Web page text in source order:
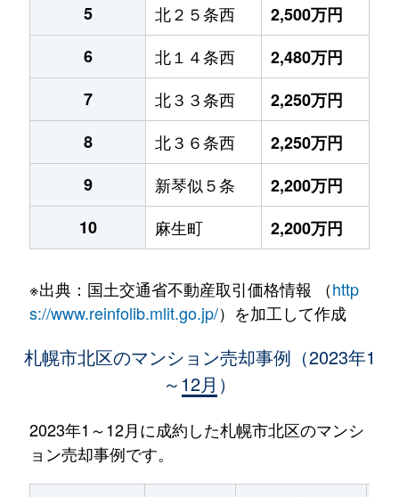
5
北２５条西
2,500万円
6
北１４条西
2,480万円
7
北３３条西
2,250万円
8
北３６条西
2,250万円
9
新琴似５条
2,200万円
10
麻生町 2,200万円
※出典：国土交通省不動産取引価格情報 （http
s://www.reinfolib.mlit.go.jp/）を加工して作成
札幌市北区のマンション売却事例（2023年1
～12月）
2023年1～12月に成約した札幌市北区のマンシ
ョン売却事例です。